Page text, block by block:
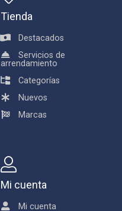
Tienda
Destacados
Servicios de
arrendamiento
Categorías
Nuevos
Marcas
Mi cuenta
Mi cuenta